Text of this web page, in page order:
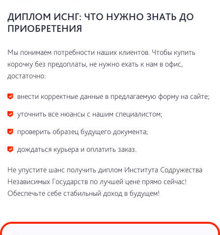
ДИПЛОМ ИСНГ: ЧТО НУЖНО ЗНАТЬ ДО
ПРИОБРЕТЕНИЯ
Мы понимаем потребности наших клиентов. Чтобы купить
корочку без предоплаты, не нужно ехать к нам в офис,
достаточно:
внести корректные данные в предлагаемую форму на сайте;
уточнить все нюансы с нашим специалистом;
проверить образец будущего документа;
дождаться курьера и оплатить заказ.
Не упустите шанс получить диплом Института Содружества
Независимых Государств по лучшей цене прямо сейчас!
Обеспечьте себе стабильный доход в будущем!